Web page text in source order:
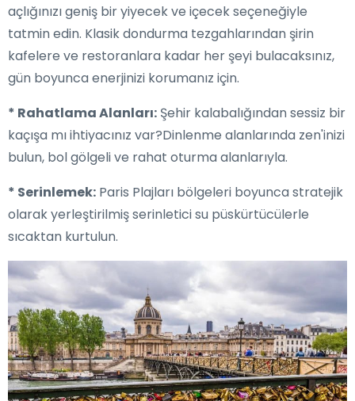
açlığınızı geniş bir yiyecek ve içecek seçeneğiyle
tatmin edin. Klasik dondurma tezgahlarından şirin
kafelere ve restoranlara kadar her şeyi bulacaksınız,
gün boyunca enerjinizi korumanız için.
* Rahatlama Alanları: Şehir kalabalığından sessiz bir
kaçışa mı ihtiyacınız var?Dinlenme alanlarında zen'inizi
bulun, bol gölgeli ve rahat oturma alanlarıyla.
* Serinlemek: Paris Plajları bölgeleri boyunca stratejik
olarak yerleştirilmiş serinletici su püskürtücülerle
sıcaktan kurtulun.